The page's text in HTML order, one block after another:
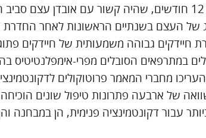
הקיים בין השתל לאבטמנט על פני תקופה של 12 חודשים, שהיה קשור עם אובדן
של העצם בשנתיים הראשונות לאחר
גבוהה משמעותית של חיידקים
במתרפאים הסובלים מפרי-אימפלנטיטיס
מחברי המאמר פרוטוקולים
עבור דקונטמינציה פנימית, הן במבחנה